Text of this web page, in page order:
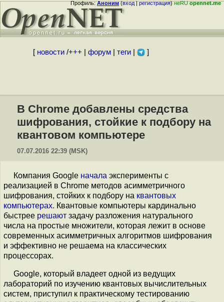
Профиль:Аноним(вход|регистрация)неRUopennet.me
[ новости/+++ форум| теги| ]
В Chrome добавлены средства
шифрования, стойкие к подбору на
квантовом компьютере
07.07.2016 22:39 (MSK)
Компания Google начала эксперименты с
реализацией в Chrome методов асимметричного
шифрования, стойких к подбору на квантовых
компьютерах. Квантовые компьютеры кардинально
быстрее решают задачу разложения натурального
числа на простые множители, которая лежит в основе
современных асимметричных алгоритмов шифрования
и эффективно не решаема на классических
процессорах.
Google, который владеет одной из ведущих
лабораторий по изучению квантовых вычислительных
систем, приступил к практическому тестированию